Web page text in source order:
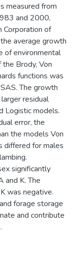
measured from
and 2000,
Corporation of
average growth
of environmental
Brody, Von
functions was
The growth
residual
Logistic models.
error, the
the models Von
differed for males
significantly
and K. The
was negative.
forage storage
and contribute